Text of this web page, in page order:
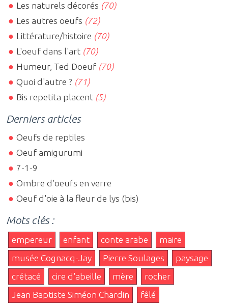
Les naturels décorés (70)
Les autres oeufs (72)
Littérature/histoire (70)
L'oeuf dans l'art (70)
Humeur, Ted Doeuf (70)
Quoi d'autre ? (71)
Bis repetita placent (5)
Derniers articles
Oeufs de reptiles
Oeuf amigurumi
7-1-9
Ombre d'oeufs en verre
Oeuf d'oie à la fleur de lys (bis)
Mots clés :
empereur enfant conte arabe
maire
musée Cognacq-Jay
Pierre Soulages
paysage
crétacé
cire d'abeille mère
rocher
Jean Baptiste Siméon Chardin
fêlé